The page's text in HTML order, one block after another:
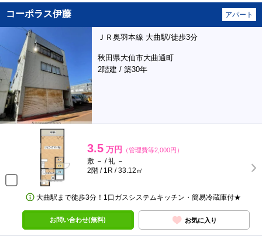
コーポラス伊藤 アパート
ＪＲ奥羽本線 大曲駅/徒歩3分
秋田県大仙市大曲通町
2階建 / 築30年
3.5 万円 （管理費等2,000円）
敷 － / 礼 －
2階 / 1R / 33.12㎡
大曲駅まで徒歩3分！1口ガスシステムキッチン・簡易冷蔵庫付★
お問い合わせ(無料) お気に入り